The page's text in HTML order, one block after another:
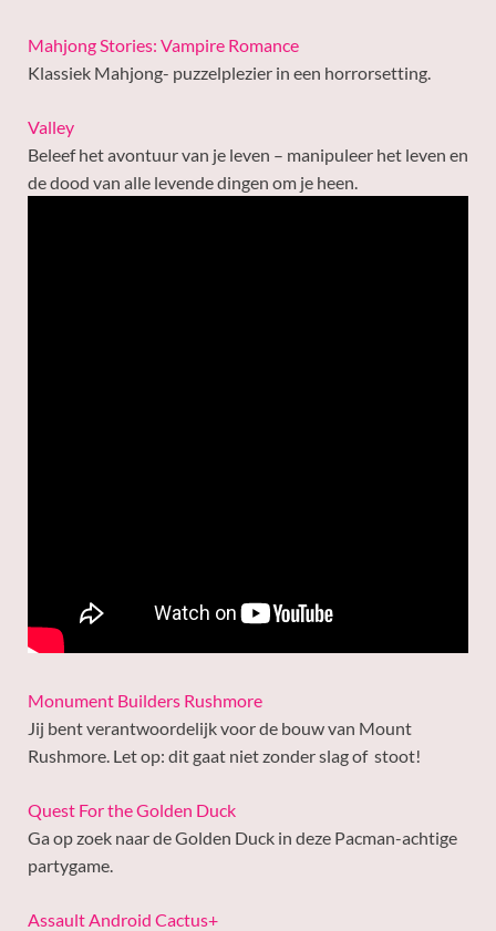
Mahjong Stories: Vampire Romance
Klassiek Mahjong- puzzelplezier in een horrorsetting.
Valley
Beleef het avontuur van je leven – manipuleer het leven en
de dood van alle levende dingen om je heen.
Monument Builders Rushmore
Jij bent verantwoordelijk voor de bouw van Mount
Rushmore. Let op: dit gaat niet zonder slag of stoot!
Quest For the Golden Duck
Ga op zoek naar de Golden Duck in deze Pacman-achtige
partygame.
Assault Android Cactus+